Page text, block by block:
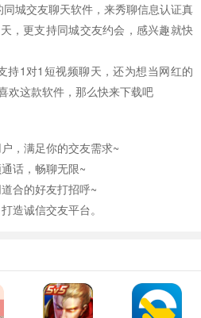
城交友聊天软件，来秀聊信息认证真
，更支持同城交友约会，感兴趣就快
持1对1短视频聊天，还为想当网红的
欢这款软件，那么快来下载吧
，满足你的交友需求~
话，畅聊无限~
合的好友打招呼~
造诚信交友平台。